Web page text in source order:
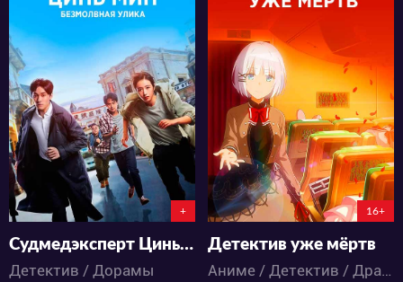
9110
8 7
+
Судмедэксперт Цинь Мин: Безмолвная улика
Детектив / Дорамы
18546
24 48
16+
Детектив уже мёртв
Аниме / Детектив / Драма / Комедия / Романтика